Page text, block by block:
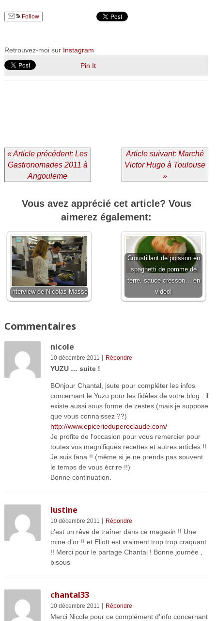
Follow
Retrouvez-moi sur Instagram
Pin It
« Article précédent: Les
Gastronomades 2011 à
Angouleme
Article suivant: Marché
Victor Hugo à Toulouse
»
Vous avez apprécié cet article? Vous
aimerez également:
Interview de Nicolas Masse
Croustillant de poisson en
spaghetti de pomme de
terre, sauce cresson… en
vidéo!
Commentaires
nicole
10 décembre 2011 | Répondre
YUZU … suite !
BOnjour Chantal, jsute pour compléter les infos
concernant le Yuzu pour les fidèles de votre blog : il
existe aussi sous forme de zestes (mais je suppose
que vous connaissez ??)
http://www.epiceriedupereclaude.com/
Je profite de l’occasion pour vous remercier pour
toutes vos magnifiques recettes et autres articles !!
Je suis fana !! (même si je ne prends pas souvent
le temps de vous écrire !!)
Bonne continuation.
lustine
10 décembre 2011 | Répondre
c’est un rêve de traîner dans ce magasin !! Une
mine d’or !! et Eliott est vraiment trop trop craquant
!! Merci pour le partage Chantal ! Bonne journée ,
bisous
chantal33
10 décembre 2011 | Répondre
Merci Nicole pour ce complément d’info concernant